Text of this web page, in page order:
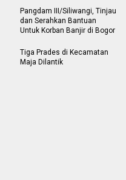
Pangdam III/Siliwangi, Tinjau
dan Serahkan Bantuan
Untuk Korban Banjir di Bogor
Tiga Prades di Kecamatan
Maja Dilantik